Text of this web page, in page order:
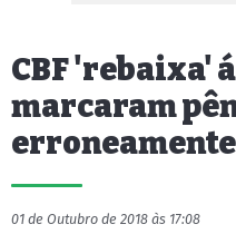
CBF 'rebaixa'
marcaram
01 de Outubro de 2018 às 17:08